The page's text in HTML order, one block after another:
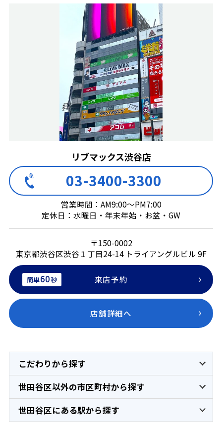
リブマックス渋谷店
03-3400-3300
営業時間：AM9:00～PM7:00
定休日：水曜日・年末年始・お盆・GW
〒150-0002
東京都渋谷区渋谷１丁目24-14 トライアングルビル 9F
簡単60秒 来店予約
店舗詳細へ
こだわりから探す
世田谷区以外の市区町村から探す
世田谷区にある駅から探す